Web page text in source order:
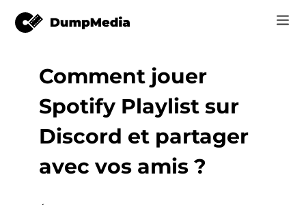
Music
de
Vidéo
Outils en ligne
Spotify en mp3
Boutique
Comment
Se connecter
S'inscrire
Comment jouer
Spotify Playlist sur
Discord et partager
avec vos amis ?